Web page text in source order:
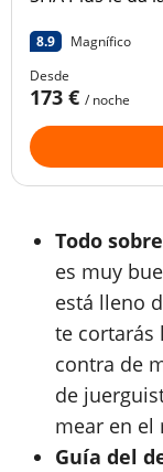
paisajísticos.
8.9
Magnífico
Desde
173 € / noche
Todo
es muy
está lleno
te cortarás
contra de
de
mear en el
Guía del